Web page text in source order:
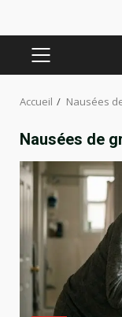
MENU
Accueil Nausées
Nausées de